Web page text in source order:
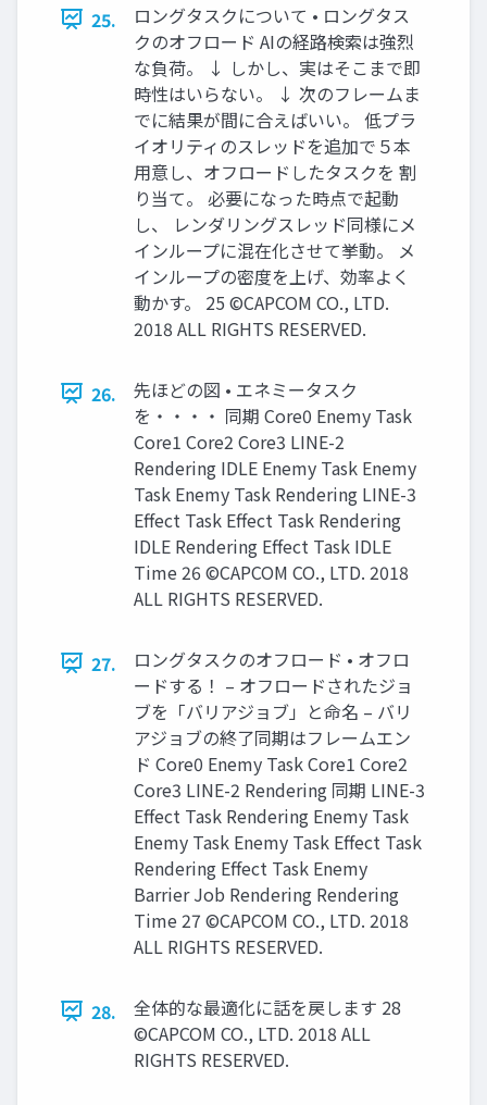
25.
ロングタスクについて • ロングタス
クのオフロード AIの経路検索は強烈
な負荷。 ↓ しかし、実はそこまで即
時性はいらない。 ↓ 次のフレームま
でに結果が間に合えばいい。 低プラ
イオリティのスレッドを追加で５本
用意し、オフロードしたタスクを 割
り当て。 必要になった時点で起動
し、 レンダリングスレッド同様にメ
インループに混在化させて挙動。 メ
インループの密度を上げ、効率よく
動かす。 25 ©CAPCOM CO., LTD.
2018 ALL RIGHTS RESERVED.
26.
先ほどの図 • エネミータスク
を・・・・ 同期 Core0 Enemy Task
Core1 Core2 Core3 LINE-2
Rendering IDLE Enemy Task Enemy
Task Enemy Task Rendering LINE-3
Effect Task Effect Task Rendering
IDLE Rendering Effect Task IDLE
Time 26 ©CAPCOM CO., LTD. 2018
ALL RIGHTS RESERVED.
27.
ロングタスクのオフロード • オフロ
ードする！ – オフロードされたジョ
ブを「バリアジョブ」と命名 – バリ
アジョブの終了同期はフレームエン
ド Core0 Enemy Task Core1 Core2
Core3 LINE-2 Rendering 同期 LINE-3
Effect Task Rendering Enemy Task
Enemy Task Enemy Task Effect Task
Rendering Effect Task Enemy
Barrier Job Rendering Rendering
Time 27 ©CAPCOM CO., LTD. 2018
ALL RIGHTS RESERVED.
28.
全体的な最適化に話を戻します 28
©CAPCOM CO., LTD. 2018 ALL
RIGHTS RESERVED.